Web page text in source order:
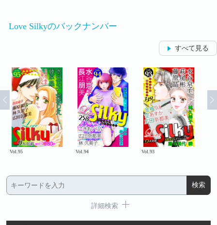
Love Silkyのバックナンバー
すべて見る
Vol.95 Vol.94 Vol.93
詳細検索